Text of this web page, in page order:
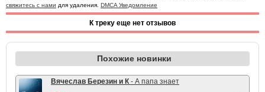
свяжитесь с нами для удаления. DMCA Уведомление
К треку еще нет отзывов
Похожие новинки
Вячеслав Березин и К - А папа знает